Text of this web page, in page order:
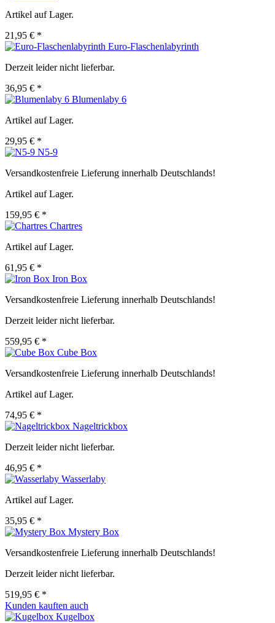
Artikel auf Lager.
21,95 € *
Euro-Flaschenlabyrinth
Derzeit leider nicht lieferbar.
36,95 € *
Blumenlaby 6
Artikel auf Lager.
29,95 € *
N5-9
Versandkostenfreie Lieferung innerhalb Deutschlands!
Artikel auf Lager.
159,95 € *
Chartres
Artikel auf Lager.
61,95 € *
Iron Box
Versandkostenfreie Lieferung innerhalb Deutschlands!
Derzeit leider nicht lieferbar.
559,95 € *
Cube Box
Versandkostenfreie Lieferung innerhalb Deutschlands!
Artikel auf Lager.
74,95 € *
Nageltrickbox
Derzeit leider nicht lieferbar.
46,95 € *
Wasserlaby
Artikel auf Lager.
35,95 € *
Mystery Box
Versandkostenfreie Lieferung innerhalb Deutschlands!
Derzeit leider nicht lieferbar.
519,95 € *
Kunden kauften auch
Kugelbox